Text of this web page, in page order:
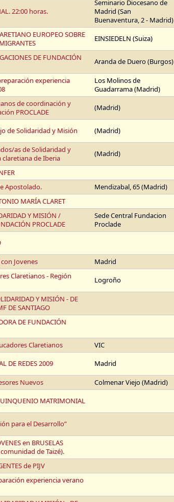
22:00 horas.
Seminario Diocesano de
Madrid (San
Buenaventura, 2 - Madrid)
EUROPEO SOBRE
EINSIEDELN (Suiza)
DE FUNDACIÓN
Aranda de Duero (Burgos)
experiencia
Los Molinos de
Guadarrama (Madrid)
de coordinación y
PROCLADE
(Madrid)
de Solidaridad y Misión (Madrid)
as de Solidaridad y
claretiana de Iberia
(Madrid)
Apostolado. Mendizabal, 65 (Madrid)
MARÍA CLARET
Y MISIÓN /
PROCLADE
Sede Central Fundacion
Proclade
Jovenes Madrid
Claretianos - Región
Logroño
Y MISIÓN - DE
DE SANTIAGO
DE FUNDACIÓN
Claretianos VIC
DE REDES 2009 Madrid
Nuevos Colmenar Viejo (Madrid)
MATRIMONIAL
para el Desarrollo”
en BRUSELAS
de Taizé).
de PIJV
experiencia verano